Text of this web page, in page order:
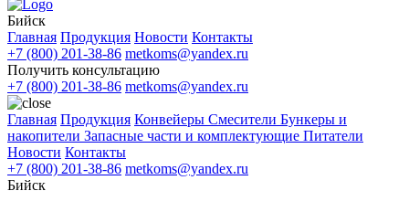
Бийск
Главная Продукция Новости Контакты
+7 (800) 201-38-86 metkoms@yandex.ru
Получить консультацию
+7 (800) 201-38-86 metkoms@yandex.ru
Главная Продукция Конвейеры Смесители Бункеры и
накопители Запасные части и комплектующие Питатели
Новости Контакты
+7 (800) 201-38-86 metkoms@yandex.ru
Бийск